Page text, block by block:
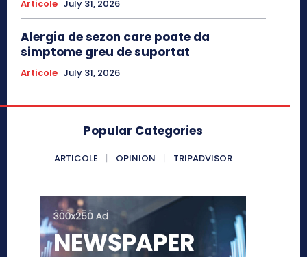
Articole July 31, 2026
Alergia de sezon care poate da
simptome greu de suportat
Articole July 31, 2026
Popular Categories
ARTICOLE OPINION TRIPADVISOR